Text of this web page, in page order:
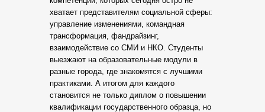
хватает представителям социальной сферы:
управление изменениями, командная
трансформация, фандрайзинг,
взаимодействие со СМИ и НКО. Студенты
выезжают на образовательные модули в
разные города, где знакомятся с лучшими
практиками. А итогом для каждого
становится не только диплом о повышении
квалификации государственного образца, но